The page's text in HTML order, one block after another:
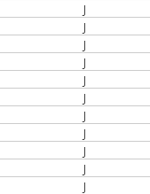
J
J
J
J
J
J
J
J
J
J
J